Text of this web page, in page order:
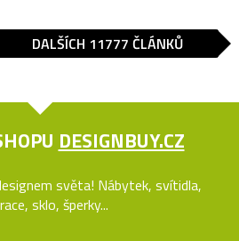
DALŠÍCH 11777 ČLÁNKŮ
DESIGNBUY.CZ
světa! Nábytek, svítidla,
sklo, šperky...